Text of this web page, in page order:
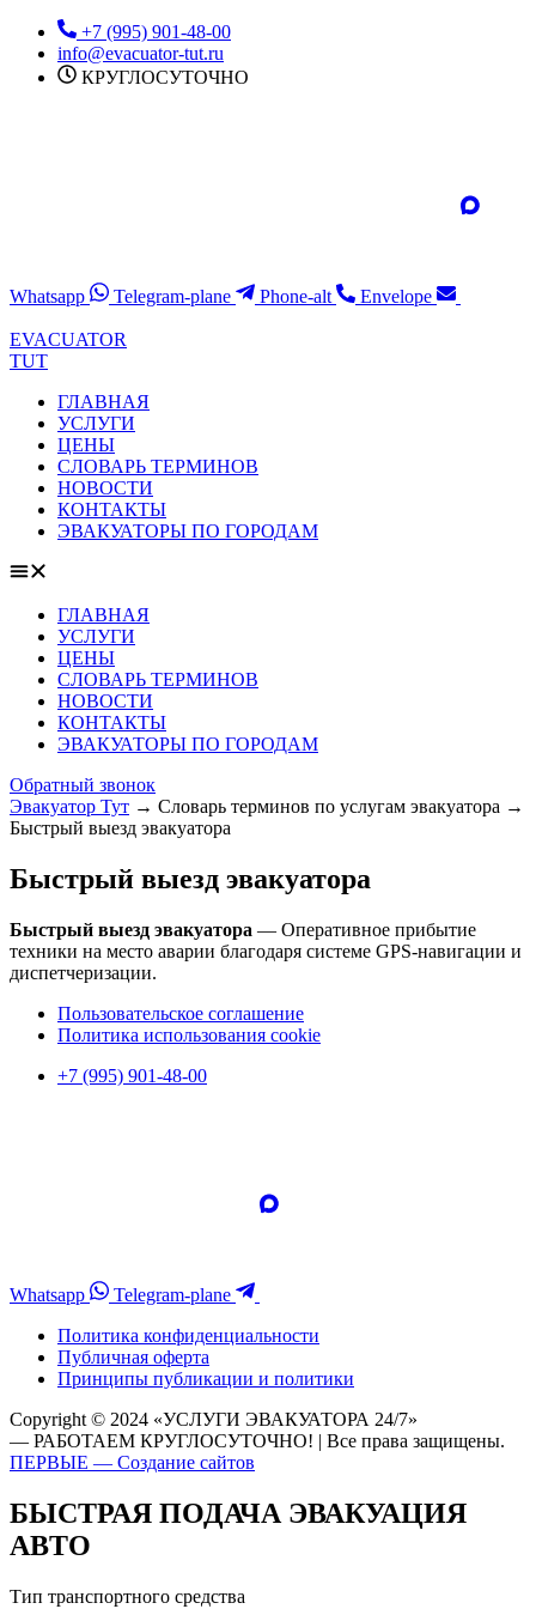
Перейти
содержимому
+7 (995) 901-48-00
info@evacuator-tut.ru
КРУГЛОСУТОЧНО
Whatsapp Telegram-plane Phone-alt Envelope
EVACUATOR
TUT
ГЛАВНАЯ
УСЛУГИ
ЦЕНЫ
СЛОВАРЬ ТЕРМИНОВ
НОВОСТИ
КОНТАКТЫ
ЭВАКУАТОРЫ ПО ГОРОДАМ
ГЛАВНАЯ
УСЛУГИ
ЦЕНЫ
СЛОВАРЬ ТЕРМИНОВ
НОВОСТИ
КОНТАКТЫ
ЭВАКУАТОРЫ ПО ГОРОДАМ
Обратный звонок
Эвакуатор Тут → Словарь терминов по услугам эвакуатора →
Быстрый выезд эвакуатора
Быстрый выезд эвакуатора
Быстрый выезд эвакуатора — Оперативное прибытие
техники на место аварии благодаря системе GPS-навигации и
диспетчеризации.
Пользовательское соглашение
Политика использования cookie
+7 (995) 901-48-00
Whatsapp
Telegram-plane
Политика конфиденциальности
Публичная оферта
Принципы публикации и политики
Copyright © 2024 «УСЛУГИ ЭВАКУАТОРА 24/7»
— РАБОТАЕМ КРУГЛОСУТОЧНО! | Все права защищены.
ПЕРВЫЕ — Создание сайтов
БЫСТРАЯ ПОДАЧА ЭВАКУАЦИЯ
АВТО
Тип транспортного средства